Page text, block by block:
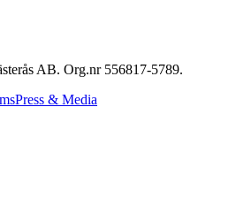
AB. Org.nr 556817-5789.
Press & Media